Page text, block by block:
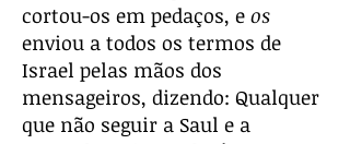
cortou-os em pedaços, e os
enviou a todos os termos de
Israel pelas mãos dos
mensageiros, dizendo: Qualquer
que não seguir a Saul e a